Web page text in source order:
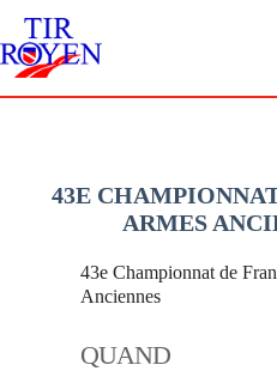
43E
ARMES
43e Championnat de
Anciennes
QUAND